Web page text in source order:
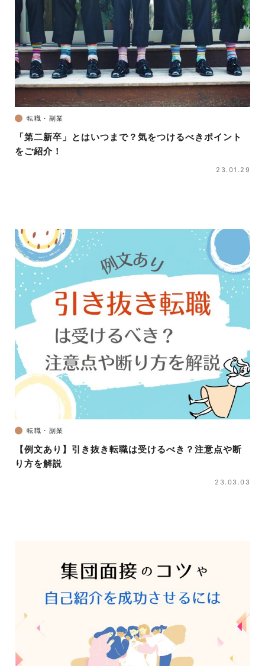
転職・副業
「第二新卒」とはいつまで？気をつけるべきポイント
をご紹介！
23.01.29
転職・副業
【例文あり】引き抜き転職は受けるべき？注意点や断
り方を解説
23.03.03